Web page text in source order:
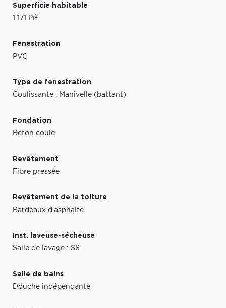
Superficie habitable
1 171 Pi2
Fenestration
PVC
Type de fenestration
Coulissante , Manivelle (battant)
Fondation
Béton coulé
Revêtement
Fibre pressée
Revêtement de la toiture
Bardeaux d'asphalte
Inst. laveuse-sécheuse
Salle de lavage : SS
Salle de bains
Douche indépendante